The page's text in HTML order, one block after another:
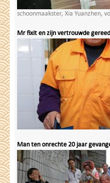
schoonmaakster, Xia Yuanzhen,
Mr fixit en zijn vertrouwde
Man ten onrechte 20 jaar